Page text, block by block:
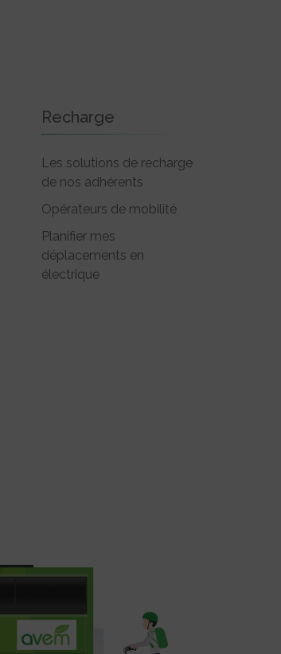
Recharge
Les solutions de recharge
de nos adhérents
Opérateurs de mobilité
Planifier mes
déplacements en
électrique